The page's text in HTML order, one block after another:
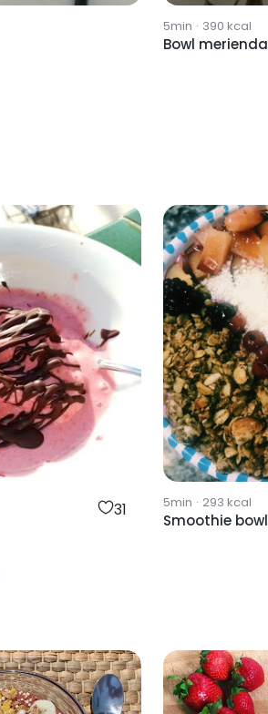
5min · 390 kcal
Bowl merienda
31 5min · 293 kcal
Smoothie bowl